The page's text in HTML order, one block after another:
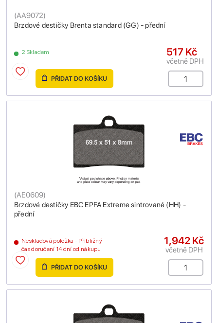
Brzdové destičky Brenta standard (GG) - přední
(AA9072)
2 Skladem 517 Kč
včetně DPH
PŘIDAT DO KOŠÍKU
Brzdové destičky EBC EPFA Extreme sintrované (HH) -
přední
(AE0609)
Neskladová položka - Přibližný
čas doručení 14 dní od nákupu
1,942 Kč
včetně DPH
PŘIDAT DO KOŠÍKU